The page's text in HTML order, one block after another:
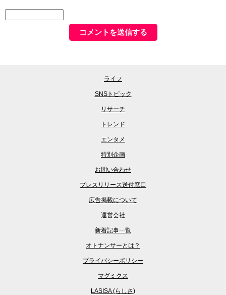
ライフ
SNSトピック
リサーチ
トレンド
エンタメ
特別企画
お問い合わせ
プレスリリース送付窓口
広告掲載について
運営会社
新着記事一覧
オトナンサーとは？
プライバシーポリシー
マグミクス
LASISA (らしさ)